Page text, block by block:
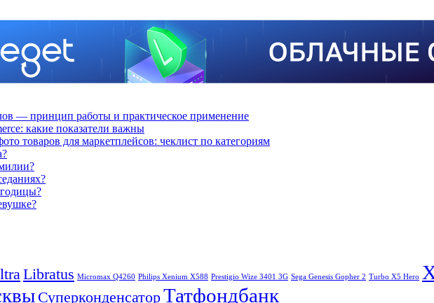
— принцип работы и практическое применение
какие показатели важны
товаров для маркетплейсов: чеклист по категориям
Libratus Micromax Q4260 Philips Xenium X588 Prestigio Wize 3401 3G Sega Genesis Gopher 2 Turbo X5 Hero
СуперконденсаторТатфондбанк